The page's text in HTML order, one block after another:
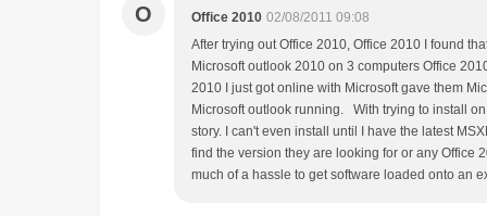
O Office 2010 02/08/2011 09:08
After trying out Office 2010, Office 2010 I found
Microsoft outlook 2010 on 3 computers Office
2010 I just got online with Microsoft gave them
Microsoft outlook running. With trying to install
story. I can't even install until I have the latest
find the version they are looking for or any Office
much of a hassle to get software loaded onto an